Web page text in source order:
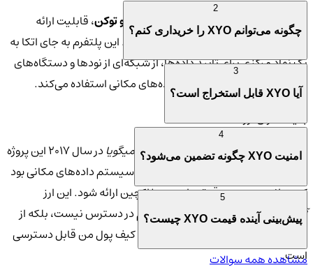
✨ یکی از مهم‌ترین ویژگی‌های
ایکس وای او توکن، قابلیت ارائه
داده‌های مکانی به صورت غیرمتمرکز است. این پلتفرم به جای اتکا به
یک نهاد مرکزی برای تأیید داده‌ها، از شبکه‌ای از نودها و دستگاه‌های
مختلف برای جمع‌آوری و تأیید داده‌های مکانی استفاده می‌کند.
بنیانگذاران ارز XYO
👨‍💼 تیم بنیانگذارXYO به رهبریآرچ میگویا
در سال ۲۰۱۷ این پروژه
را راه‌اندازی کردند. هدف آن‌ها ایجاد یک سیستم داده‌های مکانی بود
که بتواند به صورت دقیق و امن در بلاکچین ارائه شود. این ارز
آلت‌کوینبوده و برای استخراج مستقیم در دسترس نیست، بلکه از
طریق خرید در صرافی‌های معتبر مانند کیف پول من قابل دسترسی
است.
چگونه می‌توانم XYO را خریداری کنم؟
آیا XYO قابل استخراج است؟
امنیت XYO چگونه تضمین می‌شود؟
پیش‌بینی آینده قیمت XYO چیست؟
مشاهده همه سوالات